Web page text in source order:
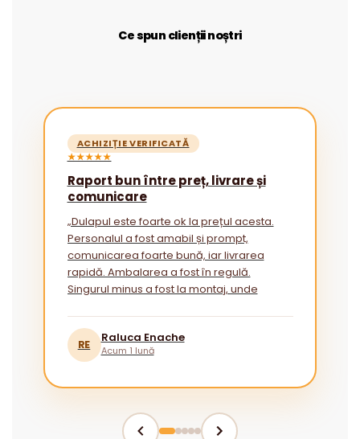
Ce spun clienții noștri
ACHIZIȚIE VERIFICATĂ
★★★★★
Raport bun între preț, livrare și
comunicare
„Dulapul este foarte ok la prețul acesta.
Personalul a fost amabil și prompt,
comunicarea foarte bună, iar livrarea
rapidă. Ambalarea a fost în regulă.
Singurul minus a fost la montaj, unde
RE
Raluca Enache
Acum 1 lună